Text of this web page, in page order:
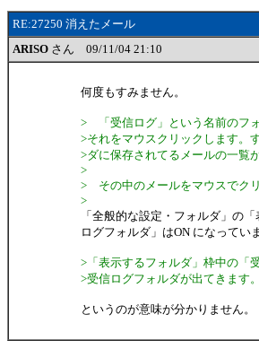
RE:27250 消えたメール
ARISO さん 09/11/04 21:10
何度もすみません。
> 「受信ログ」という名前のフ
>それをマウスクリックします。
>ダに保存されてるメールの一覧
>
> その中のメールをマウスでク
>
「全般的な設定・フォルダ」の
ログフォルダ」はON になってい
>「表示するフォルダ」枠中の「
>受信ログフォルダが出てきます。
というのが意味が分かりません。